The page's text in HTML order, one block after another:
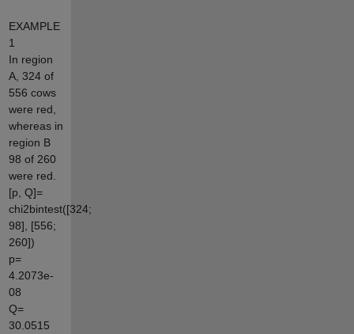
EXAMPLE
1
In region
A, 324 of
556 cows
were red,
whereas in
region B
98 of 260
were red.
[p, Q]=
chi2bintest([324;
98], [556;
260])
p=
4.2073e-
08
Q=
30.0515